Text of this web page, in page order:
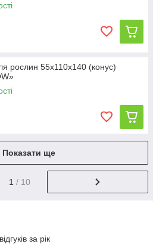
рослин 55х110х140 (конус)
Показати ще
1 / 10
за рік